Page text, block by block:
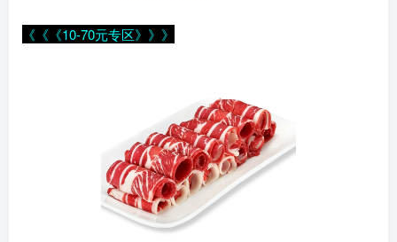
《《《10-70元专区》》》